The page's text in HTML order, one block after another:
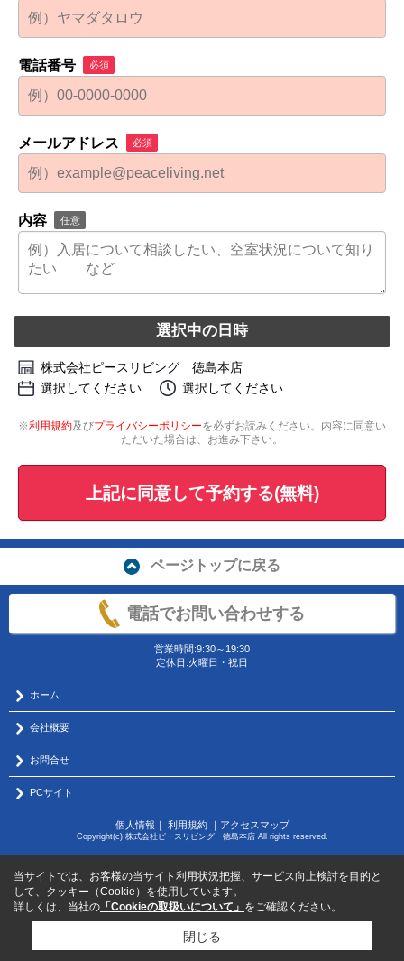
電話番号 必須
メールアドレス 必須
内容 任意
選択中の日時
株式会社ピースリビング 徳島本店
選択してください
選択してください
※利用規約及びプライバシーポリシーを必ずお読みください。内容に同意い
ただいた場合は、お進み下さい。
上記に同意して予約する(無料)
ページトップに戻る
電話でお問い合わせする
営業時間:9:30～19:30
定休日:火曜日・祝日
ホーム
会社概要
お問合せ
PCサイト
個人情報 ｜ 利用規約｜ アクセスマップ
Copyright(c) 株式会社ピースリビング 徳島本店 All rights reserved.
当サイトでは、お客様の当サイト利用状況把握、サービス向上検討を目的と
して、クッキー（Cookie）を使用しています。
詳しくは、当社の 「Cookieの取扱いについて」 をご確認ください。
閉じる